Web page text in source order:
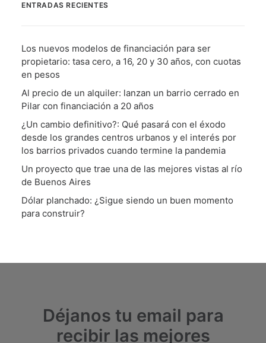
ENTRADAS RECIENTES
Los nuevos modelos de financiación para ser
propietario: tasa cero, a 16, 20 y 30 años, con cuotas
en pesos
Al precio de un alquiler: lanzan un barrio cerrado en
Pilar con financiación a 20 años
¿Un cambio definitivo?: Qué pasará con el éxodo
desde los grandes centros urbanos y el interés por
los barrios privados cuando termine la pandemia
Un proyecto que trae una de las mejores vistas al río
de Buenos Aires
Dólar planchado: ¿Sigue siendo un buen momento
para construir?
Déjanos tu email para
recibir las mejores